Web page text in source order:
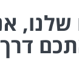
שלנו,